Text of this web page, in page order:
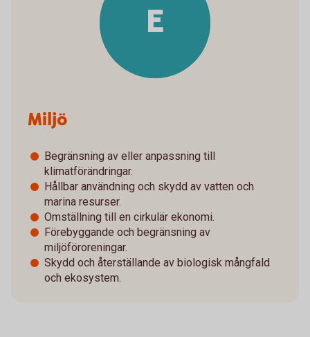
E
Miljö
Begränsning av eller anpassning till
klimatförändringar.
Hållbar användning och skydd av vatten och
marina resurser.
Omställning till en cirkulär ekonomi.
Förebyggande och begränsning av
miljöföroreningar.
Skydd och återställande av biologisk mångfald
och ekosystem.